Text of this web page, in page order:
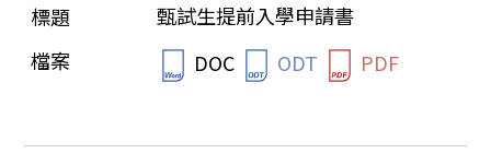
甄試生提前入學申請書
DOC
ODT PDF